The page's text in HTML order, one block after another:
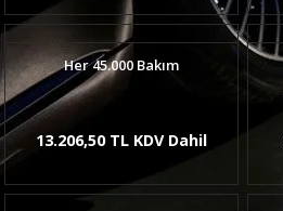
Her 45.000 Bakım
13.206,50 TL KDV Dahil